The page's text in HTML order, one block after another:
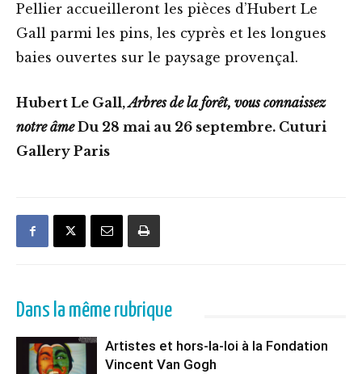
Pellier accueilleront les pièces d’Hubert Le
Gall parmi les pins, les cyprès et les longues
baies ouvertes sur le paysage provençal.
Hubert Le Gall,Arbres de la forêt, vous connaissez
notre âmeDu 28 mai au 26 septembre. Cuturi
Gallery Paris
Dans la même rubrique
Artistes et hors-la-loi à la Fondation
Vincent Van Gogh